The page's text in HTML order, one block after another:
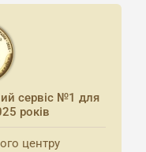
сервіс №1 для
років
центру